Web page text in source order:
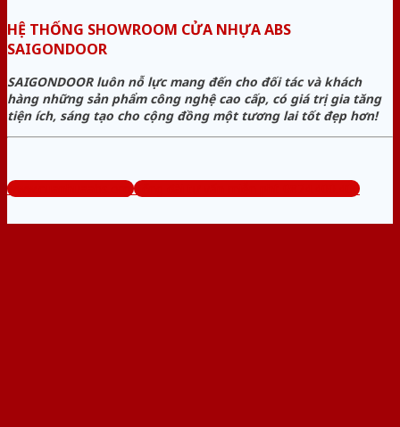
HỆ THỐNG SHOWROOM CỬA NHỰA ABS
SAIGONDOOR
SAIGONDOOR luôn nỗ lực mang đến cho đối tác và khách
hàng những sản phẩm công nghệ cao cấp, có giá trị gia tăng
tiện ích, sáng tạo cho cộng đồng một tương lai tốt đẹp hơn!
www.cuanhuaabs.org Tổng đài tư vấn miễn phí: 0824.400.400